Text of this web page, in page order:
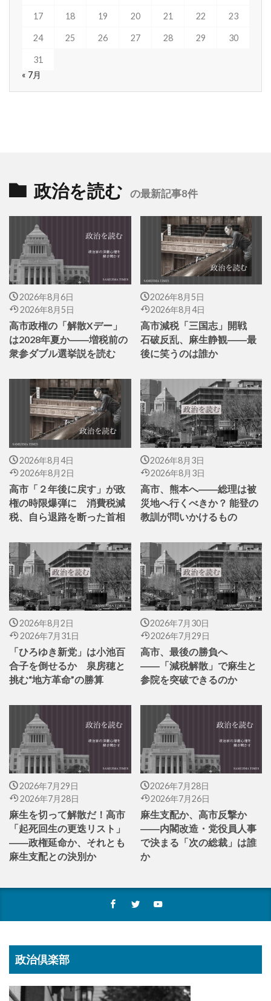
17 18 19 20 21 22 23
24 25 26 27 28 29 30
31
« 7月
政治を読む の最新記事8件
2026年8月6日
2026年8月5日
高市政権の「解散Xデー」
は2028年夏か――増税前の
衆参ダブル選挙説を読む
2026年8月5日
2026年8月4日
高市減税「三国志」開戦
石破反乱、麻生静観――最
後に笑うのは誰か
2026年8月4日
2026年8月2日
高市「２年後に戻す」が政
権の時限爆弾に 消費税減
税、自ら退路を断った首相
2026年8月3日
2026年8月3日
高市、熊本へ――総理は被
災地へ行くべきか？ 能登の
教訓が問いかけるもの
2026年8月2日
2026年7月31日
「ひろゆき新党」は小池百
合子を倒せるか 泉房穂と
挑む“地方革命”の勝算
2026年7月30日
2026年7月29日
高市、最後の勝負へ
――「減税解散」で麻生と
参院を突破できるのか
2026年7月29日
2026年7月28日
麻生を切って解散だ！高市
「起死回生の更迭リスト」
――政権延命か、それとも
麻生支配との決別か
2026年7月28日
2026年7月26日
麻生支配か、高市反撃か
――内閣改造・党役員人事
で決まる「次の総裁」は誰
か
政治倶楽部